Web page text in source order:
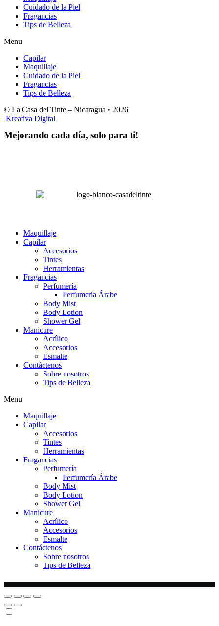
Cuidado de la Piel
Fragancias
Tips de Belleza
Menu
Capilar
Maquillaje
Cuidado de la Piel
Fragancias
Tips de Belleza
© La Casa del Tinte – Nicaragua • 2026
Kreativa Digital
Mejorando cada día, solo para ti!
Maquillaje
Capilar
Accesorios
Tintes
Herramientas
Fragancias
Perfumería
Perfumería Árabe
Body Mist
Body Lotion
Shower Gel
Manicure
Acrílico
Accesorios
Esmalte
Contáctenos
Sobre nosotros
Tips de Belleza
Menu
Maquillaje
Capilar
Accesorios
Tintes
Herramientas
Fragancias
Perfumería
Perfumería Árabe
Body Mist
Body Lotion
Shower Gel
Manicure
Acrílico
Accesorios
Esmalte
Contáctenos
Sobre nosotros
Tips de Belleza